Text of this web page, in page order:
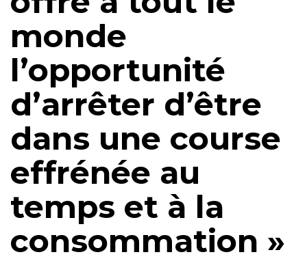
monde
l’opportunité
d’arrêter d’être
dans une course
effrénée au
temps et à la
consommation »